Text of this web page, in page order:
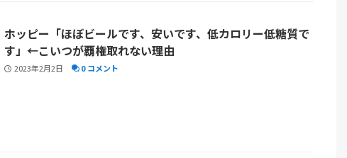
ホッピー「ほぼビールです、安いです、低カロリー低糖質で
す」←こいつが覇権取れない理由
2023年2月2日 0 コメント